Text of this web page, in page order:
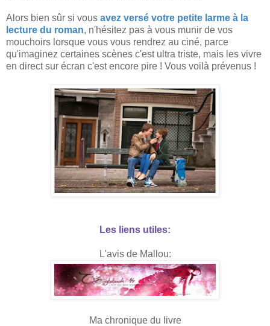
Alors bien sûr si vous avez versé votre petite larme à la
lecture du roman, n'hésitez pas à vous munir de vos
mouchoirs lorsque vous vous rendrez au ciné, parce
qu'imaginez certaines scènes c'est ultra triste, mais les vivre
en direct sur écran c'est encore pire ! Vous voilà prévenus !
Les liens utiles:
L'avis de Mallou:
Ma chronique du livre